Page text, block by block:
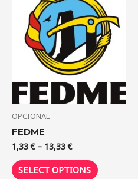
OPCIONAL
FEDME
1,33€– 13,33€
SELECT OPTIONS